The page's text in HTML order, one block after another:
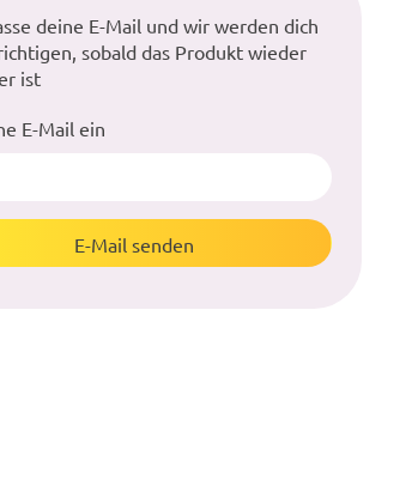
deine E-Mail und wir werden dich
sobald das Produkt wieder
ist
E-Mail ein
E-Mail senden